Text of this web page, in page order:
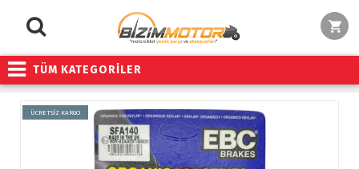
TÜM KATEGORİLER
ÜCRETSİZ KARGO